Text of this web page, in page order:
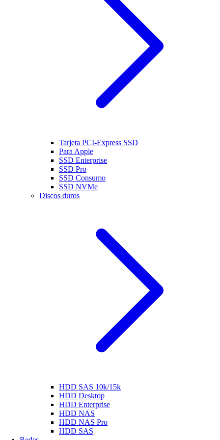
Tarjeta PCI-Express SSD
Para Apple
SSD Enterprise
SSD Pro
SSD Consumo
SSD NVMe
Discos duros
HDD SAS 10k/15k
HDD Desktop
HDD Enterprise
HDD NAS
HDD NAS Pro
HDD SAS